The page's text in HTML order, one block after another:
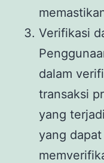
Verifikasi
dalam
transaksi
yang
yang